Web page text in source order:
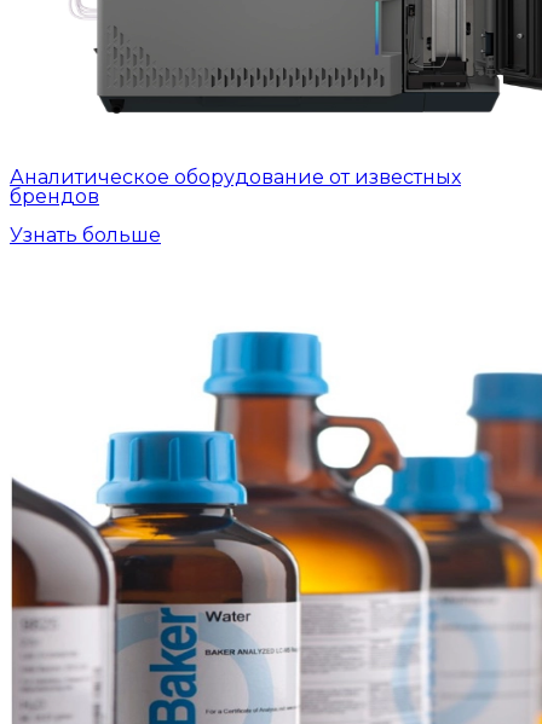
Аналитическое оборудование от известных
брендов
Узнать больше